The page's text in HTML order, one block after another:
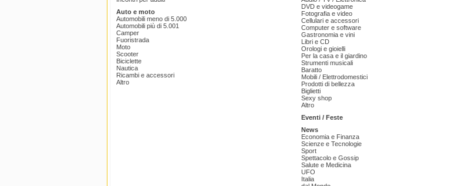
Auto e moto
Automobili meno di 5.000
Automobili più di 5.001
Camper
Fuoristrada
Moto
Scooter
Biciclette
Nautica
Ricambi e accessori
Altro
DVD e videogame
Fotografia e video
Cellulari e accessori
Computer e software
Gastronomia e vini
Libri e CD
Orologi e gioielli
Per la casa e il giardino
Strumenti musicali
Baratto
Mobili / Elettrodomestici
Prodotti di bellezza
Biglietti
Sexy shop
Altro
Eventi / Feste
News
Economia e Finanza
Scienze e Tecnologie
Sport
Spettacolo e Gossip
Salute e Medicina
UFO
Italia